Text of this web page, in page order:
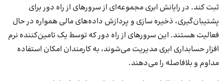
ثبت کند. در رایانش ابری مجموعه‌ای از سرورهای از راه دور برای
پشتیبان‌گیری، ذخیره سازی و پردازش داده‌های مالی همواره در حال
فعالیت هستند. این سرورهای از راه دور که توسط یک تامین‌کننده نرم
افزار حسابداری ابری مدیریت می‌شوند، به کارمندان امکان استفاده
مداوم و بلافاصله را می‌دهند.